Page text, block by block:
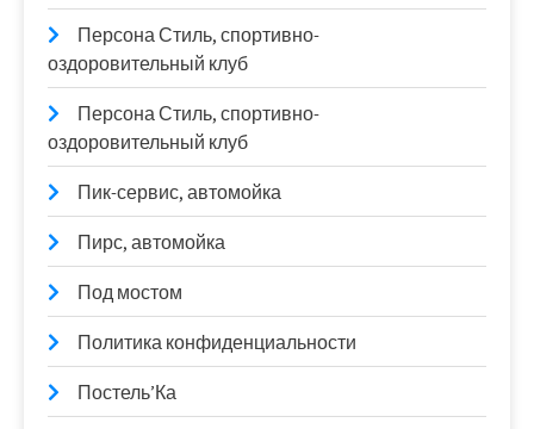
Персона Стиль, спортивно-
оздоровительный клуб
Персона Стиль, спортивно-
оздоровительный клуб
Пик-сервис, автомойка
Пирс, автомойка
Под мостом
Политика конфиденциальности
Постель’Ка